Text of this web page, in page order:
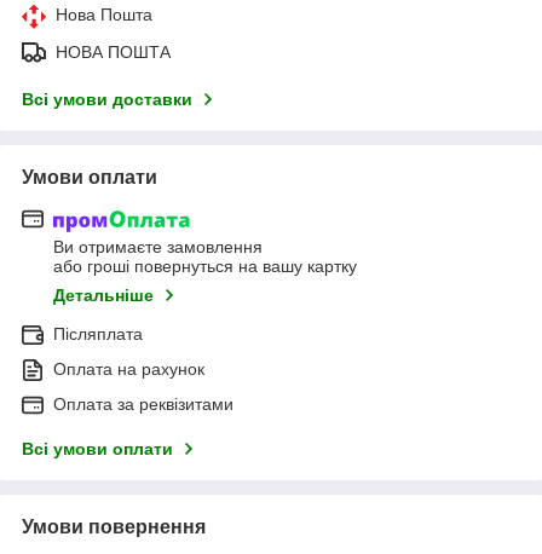
Нова Пошта
НОВА ПОШТА
Всі умови доставки
Умови оплати
Ви отримаєте замовлення
або гроші повернуться на вашу картку
Детальніше
Післяплата
Оплата на рахунок
Оплата за реквізитами
Всі умови оплати
Умови повернення